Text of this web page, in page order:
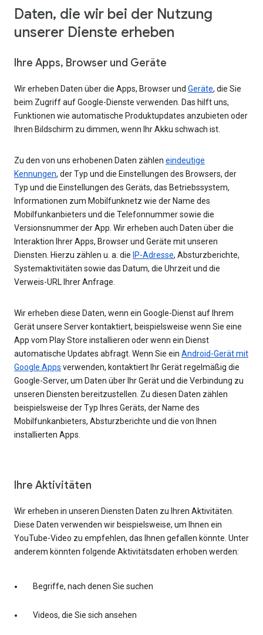
Daten, die wir bei der Nutzung
unserer Dienste erheben
Ihre Apps, Browser und Geräte
Wir erheben Daten über die Apps, Browser und Geräte, die Sie
beim Zugriff auf Google-Dienste verwenden. Das hilft uns,
Funktionen wie automatische Produktupdates anzubieten oder
Ihren Bildschirm zu dimmen, wenn Ihr Akku schwach ist.
Zu den von uns erhobenen Daten zählen eindeutige
Kennungen, der Typ und die Einstellungen des Browsers, der
Typ und die Einstellungen des Geräts, das Betriebssystem,
Informationen zum Mobilfunknetz wie der Name des
Mobilfunkanbieters und die Telefonnummer sowie die
Versionsnummer der App. Wir erheben auch Daten über die
Interaktion Ihrer Apps, Browser und Geräte mit unseren
Diensten. Hierzu zählen u. a. die IP-Adresse, Absturzberichte,
Systemaktivitäten sowie das Datum, die Uhrzeit und die
Verweis-URL Ihrer Anfrage.
Wir erheben diese Daten, wenn ein Google-Dienst auf Ihrem
Gerät unsere Server kontaktiert, beispielsweise wenn Sie eine
App vom Play Store installieren oder wenn ein Dienst
automatische Updates abfragt. Wenn Sie ein Android-Gerät mit
Google Apps verwenden, kontaktiert Ihr Gerät regelmäßig die
Google-Server, um Daten über Ihr Gerät und die Verbindung zu
unseren Diensten bereitzustellen. Zu diesen Daten zählen
beispielsweise der Typ Ihres Geräts, der Name des
Mobilfunkanbieters, Absturzberichte und die von Ihnen
installierten Apps.
Ihre Aktivitäten
Wir erheben in unseren Diensten Daten zu Ihren Aktivitäten.
Diese Daten verwenden wir beispielsweise, um Ihnen ein
YouTube-Video zu empfehlen, das Ihnen gefallen könnte. Unter
anderem könnten folgende Aktivitätsdaten erhoben werden:
Begriffe, nach denen Sie suchen
Videos, die Sie sich ansehen